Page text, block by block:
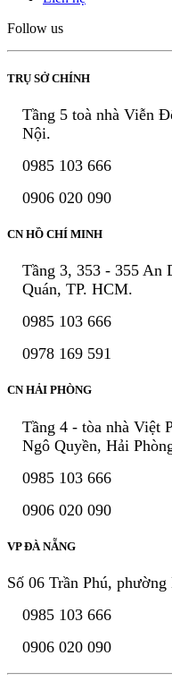
Follow us
TRỤ SỞ CHÍNH
Tầng 5 toà nhà Viễn
Nội.
0985 103 666
0906 020 090
CN HỒ CHÍ MINH
Tầng 3, 353 - 355 An
Quán, TP. HCM.
0985 103 666
0978 169 591
CN HẢI PHÒNG
Tầng 4 - tòa nhà Việt
Ngô Quyền, Hải
0985 103 666
0906 020 090
VP ĐÀ NẴNG
Số 06 Trần Phú,
0985 103 666
0906 020 090